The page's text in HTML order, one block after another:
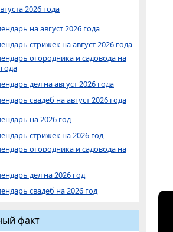
2026 года
на август 2026 года
стрижек на август 2026 года
огородника и садовода на
дел на август 2026 года
свадеб на август 2026 года
на 2026 год
стрижек на 2026 год
огородника и садовода на
дел на 2026 год
свадеб на 2026 год
факт